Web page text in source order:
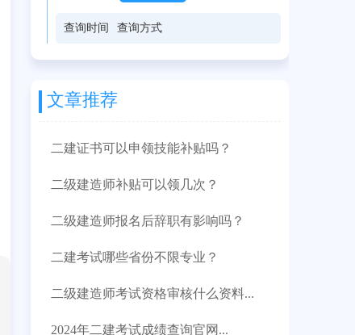
查询时间 查询方式
文章推荐
二建证书可以申领技能补贴吗？
二级建造师补贴可以领几次？
二级建造师报名后辞职有影响吗？
二建考试哪些省份不限专业？
二级建造师考试资格审核什么资料...
2024年二建考试成绩查询官网...